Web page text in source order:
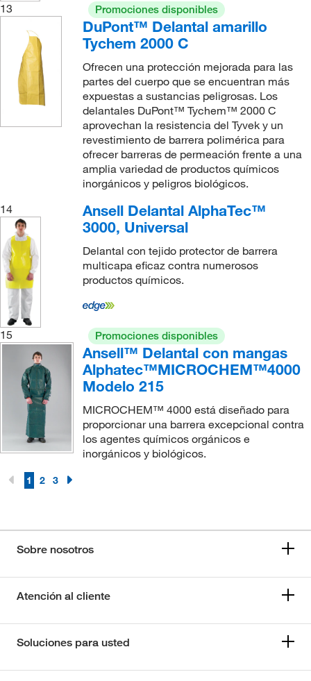
13 Promociones disponibles
DuPont™ Delantal amarillo
Tychem 2000 C
Ofrecen una protección mejorada para las
partes del cuerpo que se encuentran más
expuestas a sustancias peligrosas. Los
delantales DuPont™ Tychem™ 2000 C
aprovechan la resistencia del Tyvek y un
revestimiento de barrera polimérica para
ofrecer barreras de permeación frente a una
amplia variedad de productos químicos
inorgánicos y peligros biológicos.
14
Ansell Delantal AlphaTec™
3000, Universal
Delantal con tejido protector de barrera
multicapa eficaz contra numerosos
productos químicos.
15 Promociones disponibles
Ansell™ Delantal con mangas
Alphatec™MICROCHEM™4000
Modelo 215
MICROCHEM™ 4000 está diseñado para
proporcionar una barrera excepcional contra
los agentes químicos orgánicos e
inorgánicos y biológicos.
1 2 3
Sobre nosotros
Atención al cliente
Soluciones para usted